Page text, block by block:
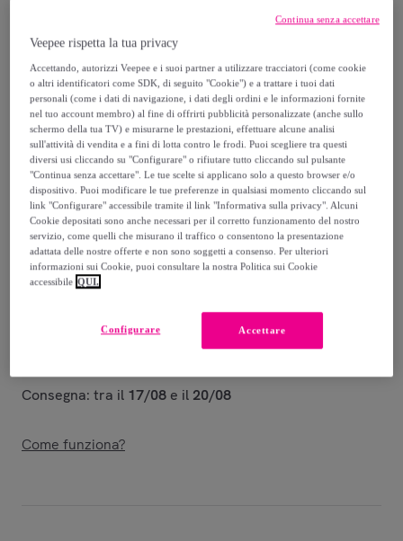
Set di 6 ciotole per antipasti in porcellana
bianca.
Modello: UNICA
16,99 €
29,99 €
-43%
Venduto daEMPRENDIMIENTOS URBANOS
Consegna: tra il 17/08 e il 20/08
Come funziona?
Veepee rispetta la tua privacy
Accettando, autorizzi Veepee e i suoi partner a utilizzare tracciatori (come cookie
o altri identificatori come SDK, di seguito "Cookie") e a trattare i tuoi dati
personali (come i dati di navigazione, i dati degli ordini e le informazioni fornite
nel tuo account membro) al fine di offrirti pubblicità personalizzate (anche sullo
schermo della tua TV) e misurarne le prestazioni, effettuare alcune analisi
sull'attività di vendita e a fini di lotta contro le frodi. Puoi scegliere tra questi
diversi usi cliccando su "Configurare" o rifiutare tutto cliccando sul pulsante
"Continua senza accettare". Le tue scelte si applicano solo a questo browser e/o
dispositivo. Puoi modificare le tue preferenze in qualsiasi momento cliccando sul
link "Configurare" accessibile tramite il link "Informativa sulla privacy". Alcuni
Cookie depositati sono anche necessari per il corretto funzionamento del nostro
servizio, come quelli che misurano il traffico o consentono la presentazione
adattata delle nostre offerte e non sono soggetti a consenso. Per ulteriori
informazioni sui Cookie, puoi consultare la nostra Politica sui Cookie
accessibile QUI.
Accettare
Configurare
Continua senza accettare